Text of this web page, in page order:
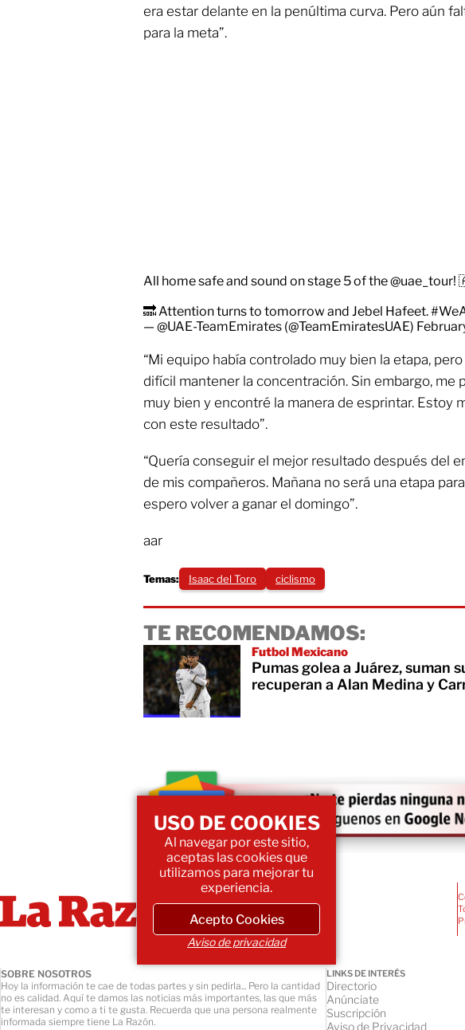
era estar delante en la penúltima curva. Pero aún
para la meta”.
All home safe and sound on stage 5 of the@uae_tour!
🔜 Attention turns to tomorrow and Jebel Hafeet.
— @UAE-TeamEmirates (@TeamEmiratesUAE)
“Mi equipo había controlado muy bien la etapa,
difícil mantener la concentración. Sin embargo, me
muy bien y encontré la manera de esprintar. Estoy
con este resultado”.
“Quería conseguir el mejor resultado después del
de mis compañeros. Mañana no será una etapa
espero volver a ganar el domingo”.
aar
Temas: Isaac del Toro ciclismo
TE RECOMENDAMOS:
Futbol Mexicano
Pumas golea a Juárez, suman
recuperan a Alan Medina y
SOBRE NOSOTROS
Hoy la información te cae de todas partes y sin pedirla... Pero la cantidad
no es calidad. Aquí te damos las noticias más importantes, las que más
te interesan y como a ti te gusta. Recuerda que una persona realmente
informada siempre tiene La Razón.
LINKS DE INTERÉS
Directorio
Anúnciate
Suscripción
Aviso de Privacidad
USO DE COOKIES
Al navegar por este sitio,
aceptas las cookies que
utilizamos para mejorar tu
experiencia.
Acepto Cookies
Aviso de privacidad